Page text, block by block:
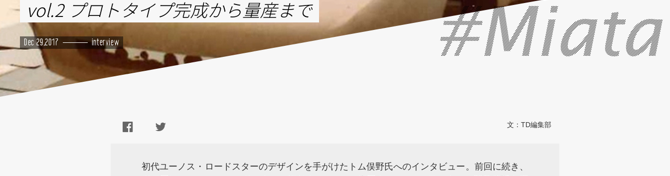
vol.2 プロトタイプ完成から量産まで
Dec 29,2017 interview #Miata
文： TD編集部
初代ユーノス・ロードスターのデザインを手がけたトム俣野氏へのインタビュー。前回に続き、